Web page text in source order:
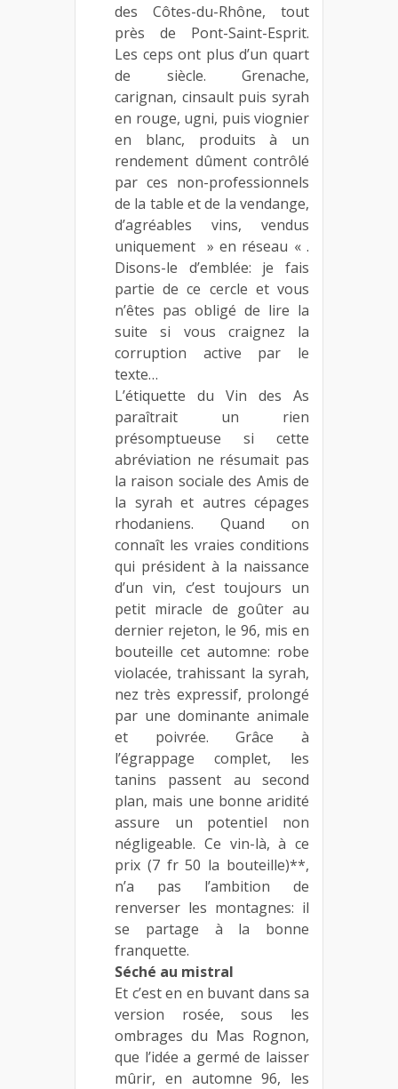
des Côtes-du-Rhône, tout
près de Pont-Saint-Esprit.
Les ceps ont plus d’un quart
de siècle. Grenache,
carignan, cinsault puis syrah
en rouge, ugni, puis viognier
en blanc, produits à un
rendement dûment contrôlé
par ces non-professionnels
de la table et de la vendange,
d’agréables vins, vendus
uniquement » en réseau « .
Disons-le d’emblée: je fais
partie de ce cercle et vous
n’êtes pas obligé de lire la
suite si vous craignez la
corruption active par le
texte…
L’étiquette du Vin des As
paraîtrait un rien
présomptueuse si cette
abréviation ne résumait pas
la raison sociale des Amis de
la syrah et autres cépages
rhodaniens. Quand on
connaît les vraies conditions
qui président à la naissance
d’un vin, c’est toujours un
petit miracle de goûter au
dernier rejeton, le 96, mis en
bouteille cet automne: robe
violacée, trahissant la syrah,
nez très expressif, prolongé
par une dominante animale
et poivrée. Grâce à
l’égrappage complet, les
tanins passent au second
plan, mais une bonne aridité
assure un potentiel non
négligeable. Ce vin-là, à ce
prix (7 fr 50 la bouteille)**,
n’a pas l’ambition de
renverser les montagnes: il
se partage à la bonne
franquette.
Séché au mistral
Et c’est en en buvant dans sa
version rosée, sous les
ombrages du Mas Rognon,
que l’idée a germé de laisser
mûrir, en automne 96, les